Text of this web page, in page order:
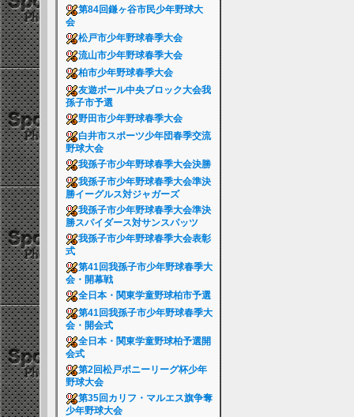
第84回鎌ヶ谷市民少年野球大
会
松戸市少年野球春季大会
流山市少年野球春季大会
柏市少年野球春季大会
友遊ボール中央ブロック大会我
孫子市予選
野田市少年野球春季大会
白井市スポーツ少年団春季交流
野球大会
我孫子市少年野球春季大会決勝
我孫子市少年野球春季大会準決
勝イーグルス対ジャガーズ
我孫子市少年野球春季大会準決
勝スパイダース対サンスパッツ
我孫子市少年野球春季大会表彰
式
第41回我孫子市少年野球春季大
会・開幕戦
全日本・関東学童野球柏市予選
第41回我孫子市少年野球春季大
会・開会式
全日本・関東学童野球柏予選開
会式
第2回松戸ポニーリーグ杯少年
野球大会
第35回カリフ・マルエス旗争奪
少年野球大会